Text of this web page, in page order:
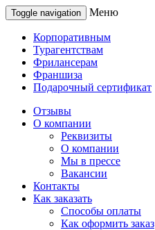
Toggle navigation Меню
Корпоративным
Турагентствам
Фрилансерам
Франшиза
Подарочный сертификат
Отзывы
О компании
Реквизиты
О компании
Мы в прессе
Вакансии
Контакты
Как заказать
Способы оплаты
Как оформить заказ